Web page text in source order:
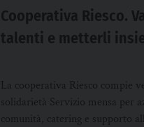
Cooperativa Riesco.
talenti e metterli
La cooperativa Riesco compie
solidarietà Servizio mensa per
comunità, catering e supporto